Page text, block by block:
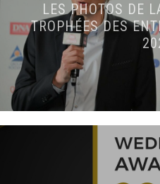
LES PHOTOS DE
TROPHÉES DES